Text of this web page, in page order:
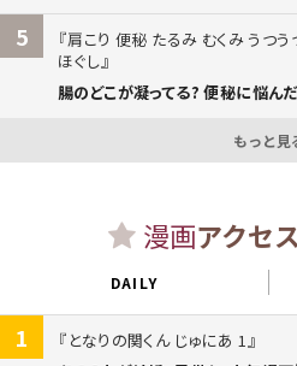
5
肩こり 便秘 たるみ むくみ うつ
ほぐし
腸のどこが凝ってる? 便秘に悩んだ
もっと見
漫画アクセ
DAILY
1
となりの関くん じゅにあ 1